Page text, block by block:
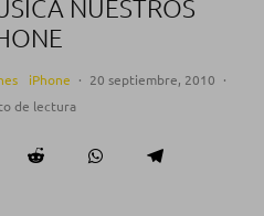
NUESTROS
iPhone · 20 septiembre, 2010 ·
de lectura